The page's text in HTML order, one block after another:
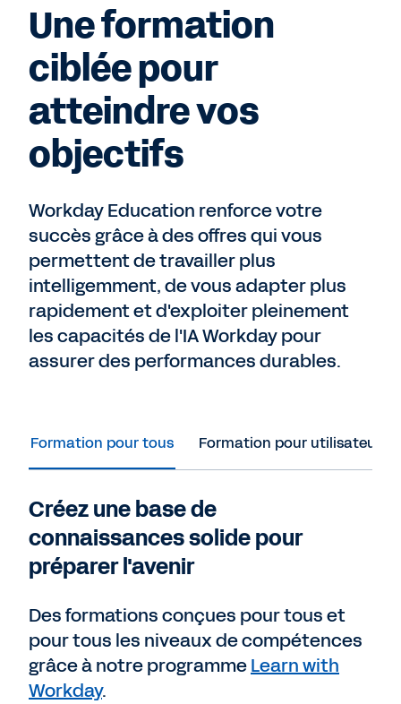
Une formation
ciblée pour
atteindre vos
objectifs
Workday Education renforce votre
succès grâce à des offres qui vous
permettent de travailler plus
intelligemment, de vous adapter plus
rapidement et d'exploiter pleinement
les capacités de l'IA Workday pour
assurer des performances durables.
Formation pour tous Formation pour utilisateurs
Créez une base de
connaissances solide pour
préparer l'avenir
Des formations conçues pour tous et
pour tous les niveaux de compétences
grâce à notre programmeLearn with
Workday.